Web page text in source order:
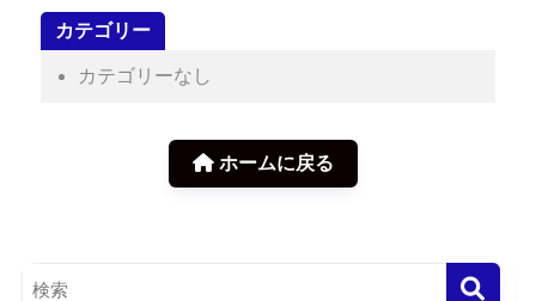
カテゴリー
カテゴリーなし
ホームに戻る